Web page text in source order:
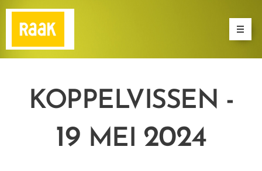
KOPPELVISSEN -
19 MEI 2024